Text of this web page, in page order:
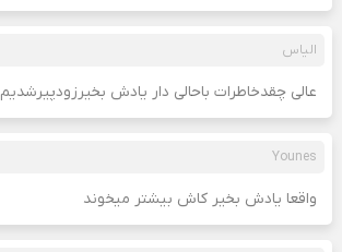
الیاس
عالی چقدخاطرات باحالی دار یادش بخیرزودپیرشدیم
Younes
واقعا یادش بخیر کاش بیشتر میخوند